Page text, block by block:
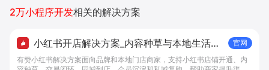
2万小程序开发相关的解决方案
小红书开店解决方案_内容种草与本地生活转
化工具 - 做生意, 找有赞
官网
有赞小红书解决方案面向品牌和本地门店商家，支持小红书店铺开通、内